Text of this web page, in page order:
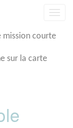
mission courte
sur la carte